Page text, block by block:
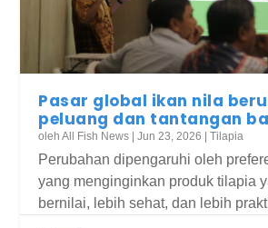
Pasar global ikan nila
peluang dan tantangan
olehAll Fish News |Jun 23, 2026 |Tilapia
Perubahan dipengaruhi oleh
yang menginginkan produk tilapia
bernilai, lebih sehat, dan lebih